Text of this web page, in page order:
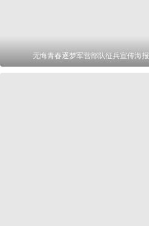
无悔青春逐梦军营部队征兵宣传海报